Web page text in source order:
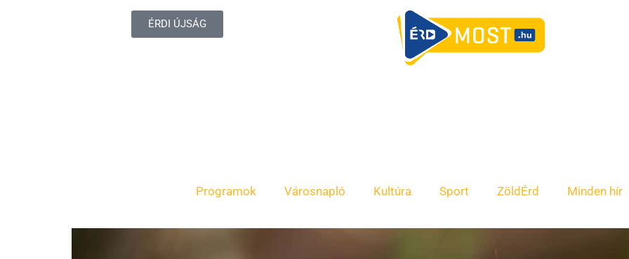
ÉRDI ÚJSÁG
Programok Városnapló Kultúra Sport ZöldÉrd Minden hír